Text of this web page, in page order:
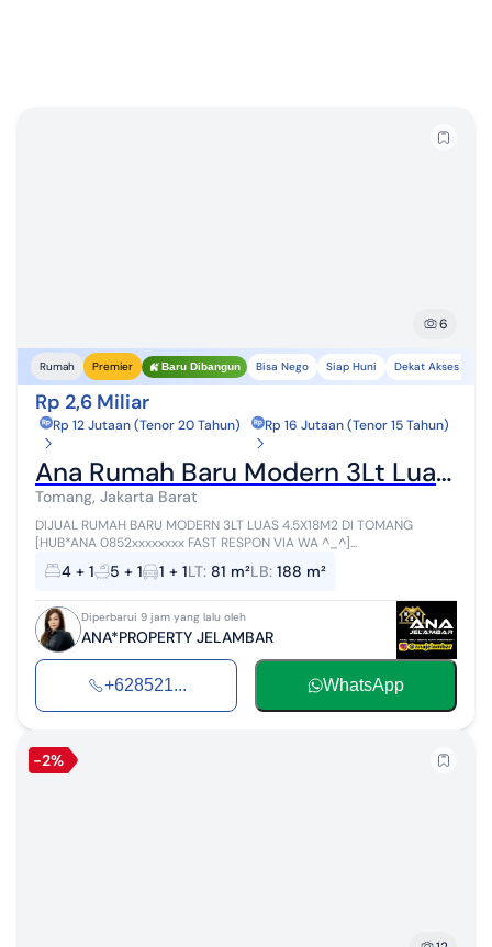
6
Rumah Premier Baru Dibangun Bisa Nego Siap Huni Dekat Akses
Rp 2,6 Miliar
Rp 12 Jutaan (Tenor 20 Tahun) Rp 16 Jutaan (Tenor 15 Tahun)
Ana Rumah Baru Modern 3Lt Luas 4.5X18m2 di Tomang - * Good- Deal !!*
Tomang, Jakarta Barat
DIJUAL RUMAH BARU MODERN 3LT LUAS 4.5X18M2 DI TOMANG
[HUB*ANA 0852xxxxxxxx FAST RESPON VIA WA ^_^]...
4 + 1 5 + 1 1 + 1LT: 81 m²LB: 188 m²
Diperbarui 9 jam yang lalu oleh
ANA*PROPERTY JELAMBAR
+628521... WhatsApp
-2%